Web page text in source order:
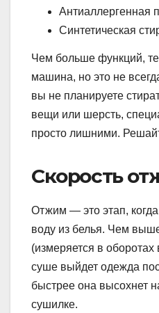
Антиаллергенная
Синтетическая
Чем больше функций,
машина, но это не
вы не планируете
вещи или шерсть,
просто лишними.
Скорость
Отжим — это этап,
воду из белья. Чем
(измеряется в
суше выйдет одежда
быстрее она высохнет
сушилке.